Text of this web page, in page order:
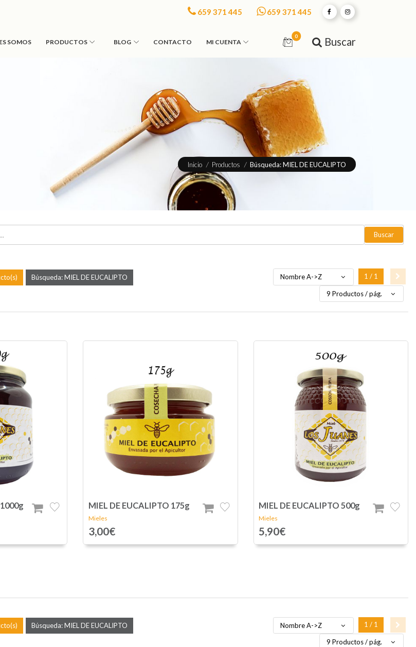
659 371 445 659 371 445
SOMOS PRODUCTOS BLOG CONTACTO MI CUENTA
0 Buscar
Inicio / Productos / Búsqueda: MIEL DE EUCALIPTO
Buscar
Búsqueda: MIEL DE EUCALIPTO
1 / 1
Nombre A->Z
9 Productos / pág.
MIEL DE EUCALIPTO 175g
Mieles
3,00€
MIEL DE EUCALIPTO 500g
Mieles
5,90€
Búsqueda: MIEL DE EUCALIPTO
1 / 1
Nombre A->Z
9 Productos / pág.